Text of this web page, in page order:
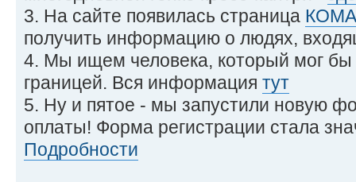
3. На сайте появилась страница
получить информацию о людях,
4. Мы ищем человека, который мог бы
границей. Вся информация тут
5. Ну и пятое - мы запустили новую
оплаты! Форма регистрации стала
Подробности